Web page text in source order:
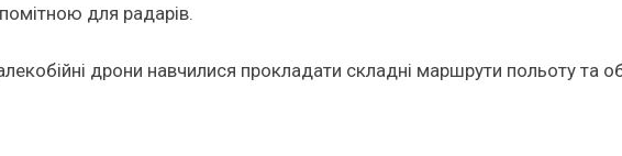
для радарів.
дрони навчилися прокладати складні маршрути польоту та